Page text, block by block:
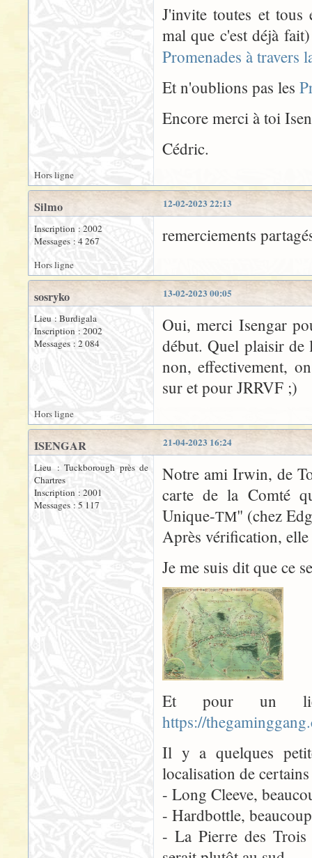
J'invite toutes et tous
mal que c'est déjà
Promenades à travers
Et n'oublions pas les
Encore merci à toi
Cédric.
Hors ligne
12-02-2023 22:13
Silmo
Inscription : 2002
Messages : 4 267
remerciements
Hors ligne
13-02-2023 00:05
sosryko
Lieu : Burdigala
Inscription : 2002
Messages : 2 084
Oui, merci Isengar
début. Quel plaisir de
non, effectivement,
sur et pour JRRVF ;)
Hors ligne
21-04-2023 16:24
ISENGAR
Lieu : Tuckborough près de
Chartres
Inscription : 2001
Messages : 5 117
Notre ami Irwin, de
carte de la Comté
Unique-TM" (chez
Après vérification, elle
Je me suis dit que ce
Et pour un
https://
Il y a quelques
localisation de
- Long Cleeve,
- Hardbottle,
- La Pierre des